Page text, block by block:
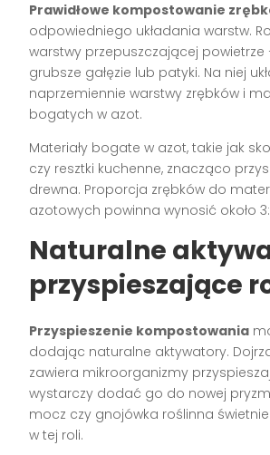
Prawidłowe kompostowanie
odpowiedniego układania warstw.
warstwy przepuszczającej
grubsze gałęzie lub patyki. Na niej
naprzemiennie warstwy zrębków i
bogatych w azot.
Materiały bogate w azot, takie jak
czy resztki kuchenne, znacząco
drewna. Proporcja zrębków do
azotowych powinna wynosić około
Naturalne
przyspieszające
Przyspieszenie kompostowania
dodając naturalne aktywatory.
zawiera mikroorganizmy
wystarczy dodać go do nowej
mocz czy gnojówka roślinna
w tej roli.